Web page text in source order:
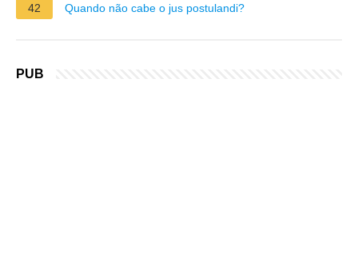
42 Quando não cabe o jus postulandi?
PUB